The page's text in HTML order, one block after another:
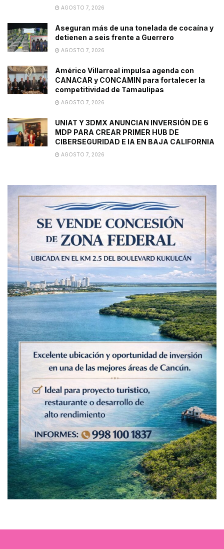
AGOSTO 7, 2026
Aseguran más de una tonelada de cocaína y
detienen a seis frente a Guerrero
AGOSTO 7, 2026
Américo Villarreal impulsa agenda con
CANACAR y CONCAMIN para fortalecer la
competitividad de Tamaulipas
AGOSTO 7, 2026
UNIAT Y 3DMX ANUNCIAN INVERSIÓN DE 6
MDP PARA CREAR PRIMER HUB DE
CIBERSEGURIDAD E IA EN BAJA CALIFORNIA
AGOSTO 7, 2026